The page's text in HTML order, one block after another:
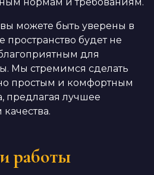
можете быть уверены в
пространство будет не
для
Мы стремимся сделать
простым и комфортным
предлагая лучшее
работы